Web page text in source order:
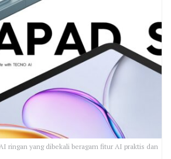
ringan yang dibekali beragam fitur AI praktis dan